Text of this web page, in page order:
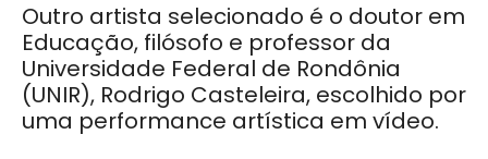
Outro artista selecionado é o doutor em
Educação, filósofo e professor da
Universidade Federal de Rondônia
(UNIR), Rodrigo Casteleira, escolhido por
uma performance artística em vídeo.